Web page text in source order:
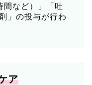
間など）」「吐
」の投与が行わ
ア